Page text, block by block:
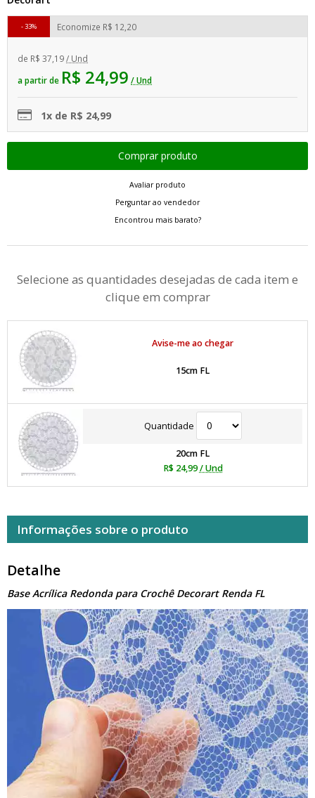
de R$ 37,19/ Und
a partir de R$ 24,99 / Und
Economize R$ 12,20
33%
1x de R$ 24,99
Avaliar produto
Perguntar ao vendedor
Encontrou mais barato?
Selecione as quantidades desejadas de cada item e
clique em comprar
Avise-me ao chegar
15cm FL
Quantidade
20cm FL
R$ 24,99 / Und
Informações sobre o produto
Detalhe
Base Acrílica Redonda para Crochê Decorart Renda FL